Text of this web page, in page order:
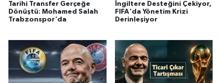
Tarihi Transfer Gerçeğe
Dönüştü: Mohamed Salah
Trabzonspor'da
İngiltere Desteğini Çekiyor,
FIFA'da Yönetim Krizi
Derinleşiyor